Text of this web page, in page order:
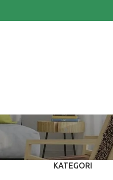
KATEGORI